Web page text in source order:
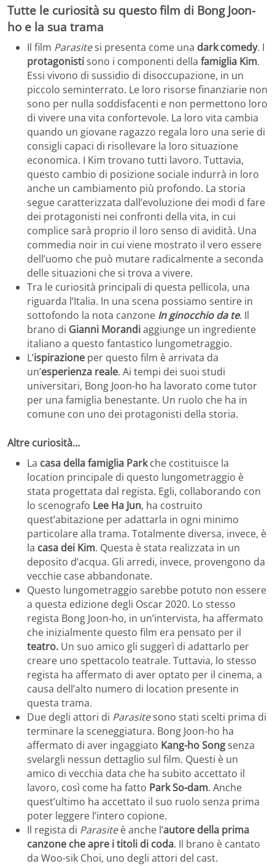
Tutte le curiosità su questo film di Bong Joon-
ho e la sua trama
Il film Parasitesi presenta come una dark comedy. I
protagonistisono i componenti della famiglia Kim.
Essi vivono di sussidio di disoccupazione, in un
piccolo seminterrato. Le loro risorse finanziarie non
sono per nulla soddisfacenti e non permettono loro
di vivere una vita confortevole. La loro vita cambia
quando un giovane ragazzo regala loro una serie di
consigli capaci di risollevare la loro situazione
economica. I Kim trovano tutti lavoro. Tuttavia,
questo cambio di posizione sociale indurrà in loro
anche un cambiamento più profondo. La storia
segue caratterizzata dall’evoluzione dei modi d fare
dei protagonisti nei confronti della vita, in cui
complice sarà proprio il loro senso di avidità. Una
commedia noir in cui viene mostrato il vero essere
dell’uomo che può mutare radicalmente a seconda
delle situazioni che si trova a vivere.
Tra le curiosità principali di questa pellicola, una
riguarda l’Italia. In una scena possiamo sentire in
sottofondo la nota canzone In ginocchio da te. Il
brano di Gianni Morandiaggiunge un ingrediente
italiano a questo fantastico lungometraggio.
L’ispirazione per questo film è arrivata da
un’esperienza reale. Ai tempi dei suoi studi
universitari, Bong Joon-ho ha lavorato come tutor
per una famiglia benestante. Un ruolo che ha in
comune con uno dei protagonisti della storia.
Altre curiosità…
La casa della famiglia Parkche costituisce la
location principale di questo lungometraggio è
stata progettata dal regista. Egli, collaborando con
lo scenografo Lee Ha Jun, ha costruito
quest’abitazione per adattarla in ogni minimo
particolare alla trama. Totalmente diversa, invece, è
la casa dei Kim. Questa è stata realizzata in un
deposito d’acqua. Gli arredi, invece, provengono da
vecchie case abbandonate.
Questo lungometraggio sarebbe potuto non essere
a questa edizione degli Oscar 2020. Lo stesso
regista Bong Joon-ho, in un’intervista, ha affermato
che inizialmente questo film era pensato per il
teatro. Un suo amico gli suggerì di adattarlo per
creare uno spettacolo teatrale. Tuttavia, lo stesso
regista ha affermato di aver optato per il cinema, a
causa dell’alto numero di location presente in
questa trama.
Due degli attori di Parasitesono stati scelti prima di
terminare la sceneggiatura. Bong Joon-ho ha
affermato di aver ingaggiato Kang-ho Songsenza
svelargli nessun dettaglio sul film. Questi è un
amico di vecchia data che ha subito accettato il
lavoro, così come ha fatto Park So-dam. Anche
quest’ultimo ha accettato il suo ruolo senza prima
poter leggere l’intero copione.
Il regista di Parasiteè anche l’autore della prima
canzone che apre i titoli di coda. Il brano è cantato
da Woo-sik Choi, uno degli attori del cast.